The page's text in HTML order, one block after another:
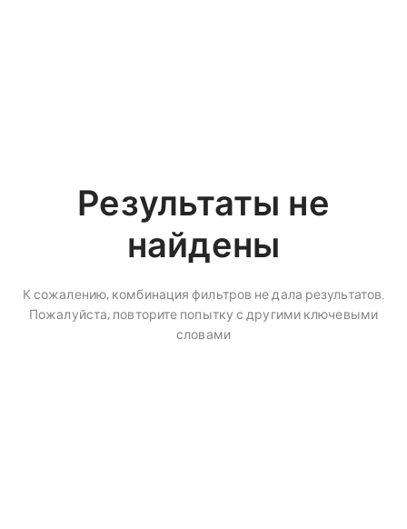
Результаты не
найдены
К сожалению, комбинация фильтров не дала результатов.
Пожалуйста, повторите попытку с другими ключевыми
словами